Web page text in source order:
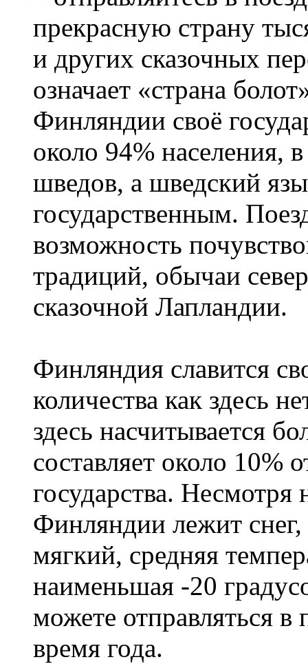
прекрасную страну
и других сказочных
означает «страна
Финляндии своё
около 94% населения,
шведов, а шведский
государственным.
возможность
традиций, обычаи
сказочной Лапландии.
Финляндия славится
количества как здесь
здесь насчитывается
составляет около 10%
государства. Несмотря
Финляндии лежит
мягкий, средняя
наименьшая -20
можете отправляться
время года.